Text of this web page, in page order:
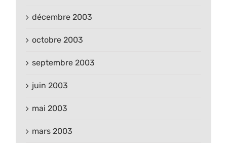
décembre 2003
octobre 2003
septembre 2003
juin 2003
mai 2003
mars 2003